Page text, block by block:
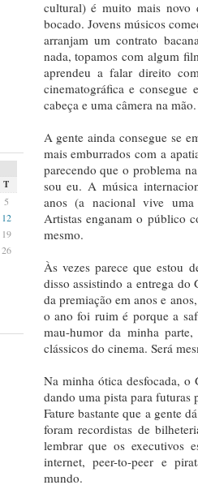
cultural) é muito mais
bocado. Jovens músicos
arranjam um contrato
nada, topamos com algum
aprendeu a falar direito
cinematográfica e consegue
cabeça e uma câmera na mão.
A gente ainda consegue se
mais emburrados com a
parecendo que o problema
sou eu. A música
anos (a nacional vive uma
Artistas enganam o público
mesmo.
Às vezes parece que estou
disso assistindo a entrega
da premiação em anos e
o ano foi ruim é porque a
mau-humor da minha
clássicos do cinema. Será
Na minha ótica desfocada,
dando uma pista para futuras
Fature bastante que a gente
foram recordistas de
lembrar que os executivos
internet, peer-to-peer e
mundo.
T
5
12
19
26